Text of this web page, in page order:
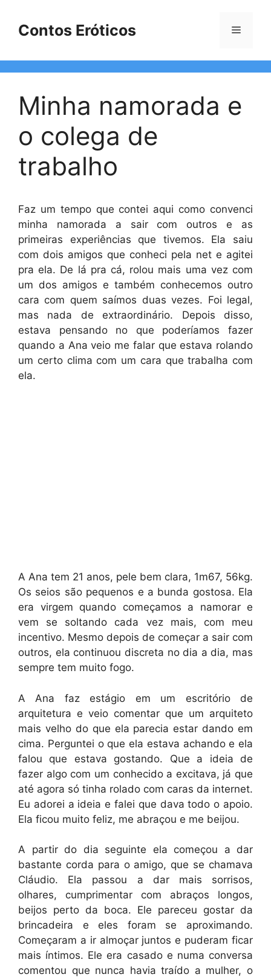
Contos Eróticos Menu
Minha namorada e
o colega de
trabalho
Faz um tempo que contei aqui como convenci
minha namorada a sair com outros e as
primeiras experiências que tivemos. Ela saiu
com dois amigos que conheci pela net e agitei
pra ela. De lá pra cá, rolou mais uma vez com
um dos amigos e também conhecemos outro
cara com quem saímos duas vezes. Foi legal,
mas nada de extraordinário. Depois disso,
estava pensando no que poderíamos fazer
quando a Ana veio me falar que estava rolando
um certo clima com um cara que trabalha com
ela.
A Ana tem 21 anos, pele bem clara, 1m67, 56kg.
Os seios são pequenos e a bunda gostosa. Ela
era virgem quando começamos a namorar e
vem se soltando cada vez mais, com meu
incentivo. Mesmo depois de começar a sair com
outros, ela continuou discreta no dia a dia, mas
sempre tem muito fogo.
A Ana faz estágio em um escritório de
arquitetura e veio comentar que um arquiteto
mais velho do que ela parecia estar dando em
cima. Perguntei o que ela estava achando e ela
falou que estava gostando. Que a ideia de
fazer algo com um conhecido a excitava, já que
até agora só tinha rolado com caras da internet.
Eu adorei a ideia e falei que dava todo o apoio.
Ela ficou muito feliz, me abraçou e me beijou.
A partir do dia seguinte ela começou a dar
bastante corda para o amigo, que se chamava
Cláudio. Ela passou a dar mais sorrisos,
olhares, cumprimentar com abraços longos,
beijos perto da boca. Ele pareceu gostar da
brincadeira e eles foram se aproximando.
Começaram a ir almoçar juntos e puderam ficar
mais íntimos. Ele era casado e numa conversa
comentou que nunca havia traído a mulher, o